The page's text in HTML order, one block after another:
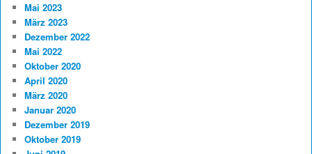
Mai 2023
März 2023
Dezember 2022
Mai 2022
Oktober 2020
April 2020
März 2020
Januar 2020
Dezember 2019
Oktober 2019